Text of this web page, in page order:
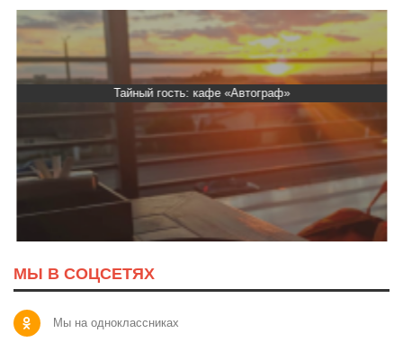
Тайный гость: кафе «Автограф»
МЫ В СОЦСЕТЯХ
Мы на одноклассниках